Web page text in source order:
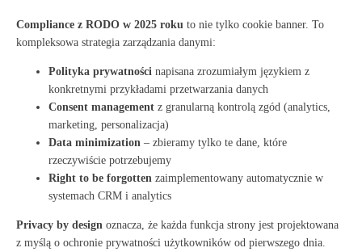
Compliance z RODO w 2025 roku to nie tylko cookie banner. To
kompleksowa strategia zarządzania danymi:
Polityka prywatności napisana zrozumiałym językiem z
konkretnymi przykładami przetwarzania danych
Consent management z granularną kontrolą zgód (analytics,
marketing, personalizacja)
Data minimization – zbieramy tylko te dane, które
rzeczywiście potrzebujemy
Right to be forgotten zaimplementowany automatycznie w
systemach CRM i analytics
Privacy by design oznacza, że każda funkcja strony jest projektowana
z myślą o ochronie prywatności użytkowników od pierwszego dnia.